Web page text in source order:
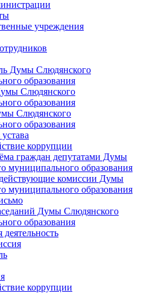
учреждения
Думы Слюдянского
образования
Слюдянского
образования
Слюдянского
образования
коррупции
граждан депутатами Думы
муниципального образования
комиссии Думы
муниципального образования
Думы Слюдянского
образования
деятельность
коррупции